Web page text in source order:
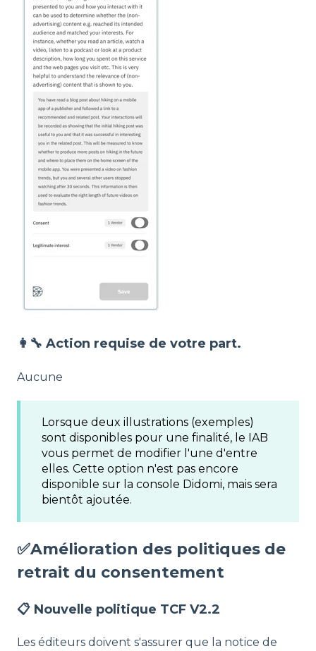
👩‍🔧 Action requise de votre part.
Aucune
Lorsque deux illustrations (exemples)
sont disponibles pour une finalité, le IAB
vous permet de modifier l'une d'entre
elles. Cette option n'est pas encore
disponible sur la console Didomi, mais sera
bientôt ajoutée.
✅Amélioration des politiques de
retrait du consentement
📋 Nouvelle politique TCF V2.2
Les éditeurs doivent s'assurer que la notice de